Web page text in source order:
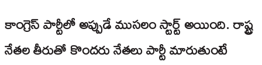
కాంగ్రెస్ పార్టీలో అప్పుడే ముస‌లం స్టార్ట్ అయింది. రాష్ట్ర
నేత‌ల తీరుతో కొంద‌రు నేత‌లు పార్టీ మారుతుంటే